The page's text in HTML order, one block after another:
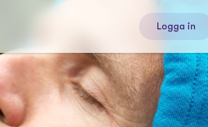
Logga in